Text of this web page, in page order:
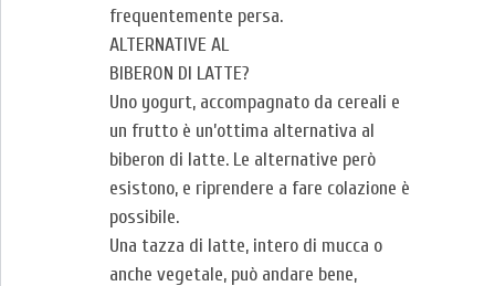
frequentemente persa.
ALTERNATIVE AL
BIBERON DI LATTE?
Uno yogurt, accompagnato da cereali e
un frutto è un’ottima alternativa al
biberon di latte. Le alternative però
esistono, e riprendere a fare colazione è
possibile.
Una tazza di latte, intero di mucca o
anche vegetale, può andare bene,